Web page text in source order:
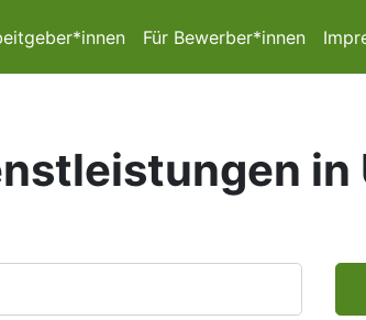
Für Bewerber*innen
in